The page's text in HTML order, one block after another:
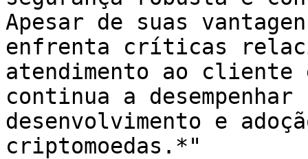
Apesar de suas
enfrenta críticas
atendimento ao cliente
continua a
desenvolvimento e
criptomoedas.*"